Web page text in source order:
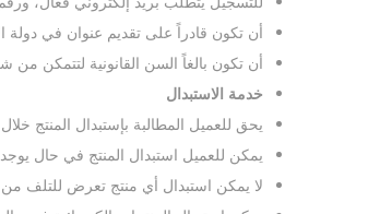
أن تكون قادراً على تقديم عنوان في دولة
أن تكون بالغاً السن القانونية لتتمكن من
خدمة الاستبدال
يحق للعميل المطالبة بإستبدال المنتج خلال 7 أيام من تاريخ التوصيل .
يمكن للعميل استبدال المنتج في حال
لا يمكن استبدال أي منتج تعرض للتلف